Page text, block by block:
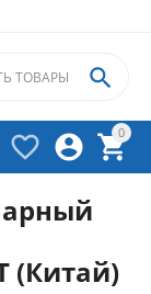
0




(Китай)